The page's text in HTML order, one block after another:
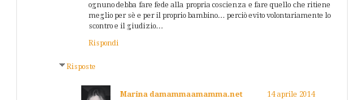
ognuno debba fare fede alla propria coscienza e fare quello che ritiene
meglio per sè e per il proprio bambino... perciò evito volontariamente lo
scontro e il giudizio...
Rispondi
Risposte
Marina damammaamamma.net
14 aprile 2014